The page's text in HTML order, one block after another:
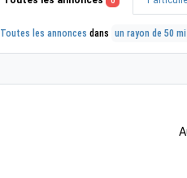
Toutes les annonces dans un rayon de 50